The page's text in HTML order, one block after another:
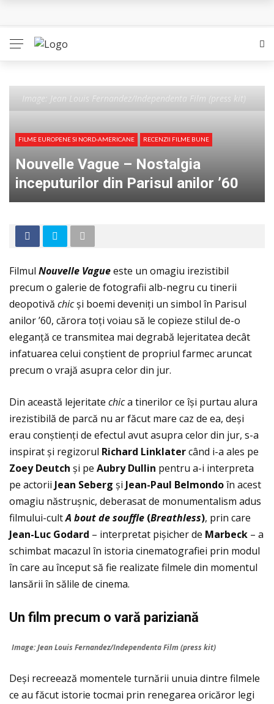
The Man Who Sold Air in the Holy Land – Generatia care
Queer – Un Burroughs sentimental
Image: Jean Louis Fernandez/Independenta Film (press kit)
FILME EUROPENE SI NORD-AMERICANE RECENZII FILME BUNE
Nouvelle Vague – Nostalgia
inceputurilor din Parisul anilor ’60
Filmul Nouvelle Vagueeste un omagiu irezistibil
precum o galerie de fotografii alb-negru cu tinerii
deopotivă chicși boemi deveniţi un simbol în Parisul
anilor ’60, cărora toţi voiau să le copieze stilul de-o
eleganţă ce transmitea mai degrabă lejeritatea decât
infatuarea celui conștient de propriul farmec aruncat
precum o vrajă asupra celor din jur.
Din această lejeritate chica tinerilor ce își purtau alura
irezistibilă de parcă nu ar făcut mare caz de ea, deși
erau conștienţi de efectul avut asupra celor din jur, s-a
inspirat și regizorul Richard Linklatercând i-a ales pe
Zoey Deutch și pe Aubry Dullin pentru a-i interpreta
pe actorii Jean Seberg și Jean-Paul Belmondoîn acest
omagiu năstrușnic, deberasat de monumentalism adus
filmului-cultA bout de souffle (Breathless), prin care
Jean-Luc Godard – interpretat pișicher de Marbeck – a
schimbat macazul în istoria cinematografiei prin modul
în care au început să fie realizate filmele din momentul
lansării în sălile de cinema.
Un film precum o vară pariziană
Image: Jean Louis Fernandez/Independenta Film (press kit)
Deși recreează momentele turnării unuia dintre filmele
ce au făcut istorie tocmai prin renegarea oricăror legi